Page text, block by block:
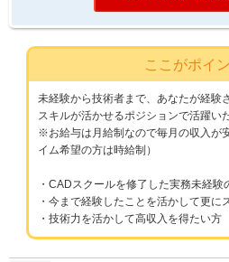
ここがポイ
未経験から技術者まで、あなたが経験
スキルが活かせるポジションで活躍い
※お給与は月給制なので毎月の収入が
イム希望の方は時給制）
・CADスクールを修了した実務未経験
・今まで経験したことを活かして更に
・技術力を活かして高収入を得たい方